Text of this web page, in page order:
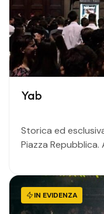
Yab
Storica ed
Piazza
IN EVIDENZA